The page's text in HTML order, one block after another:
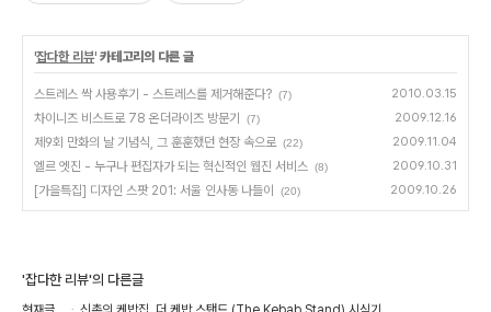
'잡다한 리뷰' 카테고리의 다른 글
스트레스 싹 사용후기 - 스트레스를 제거해준다? (7) 2010.03.15
차이니즈 비스트로 78 온더라이즈 방문기 (7) 2009.12.16
제9회 만화의 날 기념식, 그 훈훈했던 현장 속으로 (22) 2009.11.04
엘르 엣진 - 누구나 편집자가 되는 혁신적인 웹진 서비스 (8) 2009.10.31
[가을특집] 디자인 스팟 201: 서울 인사동 나들이 (20) 2009.10.26
'잡다한 리뷰'의 다른글